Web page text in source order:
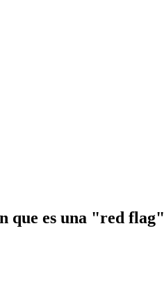
que es una "red flag"